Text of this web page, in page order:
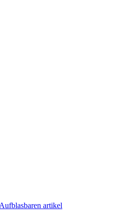
Aufblasbaren artikel